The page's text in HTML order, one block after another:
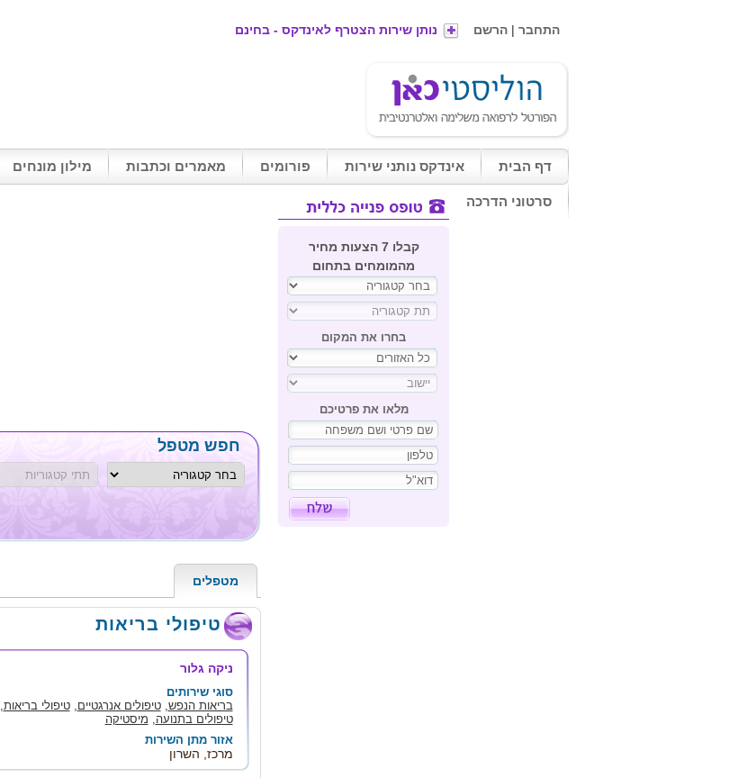
התחבר | הרשם נותן שירות הצטרף לאינדקס - בחינם
דף הבית אינדקס נותני שירות פורומים מאמרים וכתבות מילון מונחים
סרטוני הדרכה
קבלו 7 הצעות מחיר
מהמומחים בתחום
בחרו את המקום
מלאו את פרטיכם
חפש מטפל
מטפלים
טיפולי בריאות
ניקה גלור
סוגי שירותים
בריאות הנפש,טיפולים אנרגטיים,טיפולי בריאות,
טיפולים בתנועה, מיסטיקה
אזור מתן השירות
מרכז, השרון